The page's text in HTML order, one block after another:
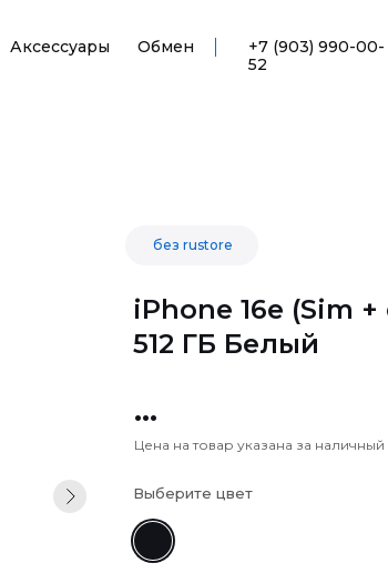
+7 (903) 990-00-
52
Аксессуары Обмен
Цена на товар указана за наличный
iPhone 16e (Sim +
512 ГБ Белый
Выберите цвет
...
без rustore